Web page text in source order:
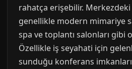
rahatça erişebilir.
genellikle modern mimariye
spa ve toplantı salonları gibi
Özellikle iş seyahati için
sunduğu konferans